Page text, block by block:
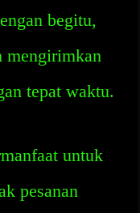
begitu,
mengirimkan
tepat waktu.
untuk
pesanan